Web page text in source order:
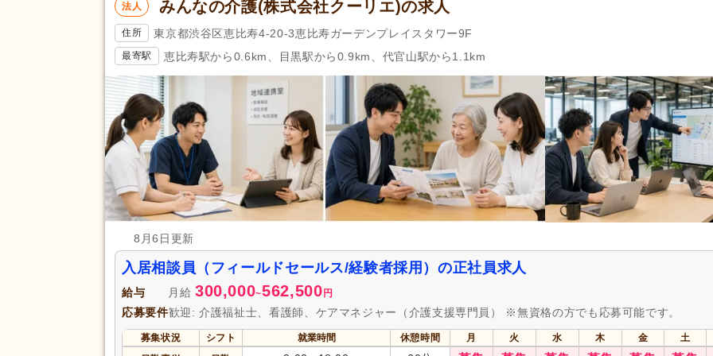
法人 みんなの介護(株式会社クーリエ)の求人
住所 東京都渋谷区恵比寿4-20-3恵比寿ガーデンプレイスタワー9F
最寄駅 恵比寿駅から0.6km、目黒駅から0.9km、代官山駅から1.1km
8月6日更新
入居相談員（フィールドセールス/経験者採用）の正社員求人
給与 月給 300,000~562,500 円
応募要件歓迎: 介護福祉士、看護師、ケアマネジャー（介護支援専門員） ※無資格の方でも応募可能です。
募集状況 シフト 就業時間 休憩時間 月 火 水 木 金
土